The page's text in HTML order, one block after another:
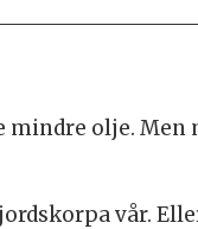
olje.
vår.